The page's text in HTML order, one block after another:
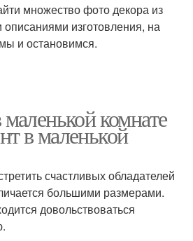
множество фото декора из
изготовления, на
и остановимся.
комнате
в маленькой
счастливых обладателей
большими размерами.
довольствоваться